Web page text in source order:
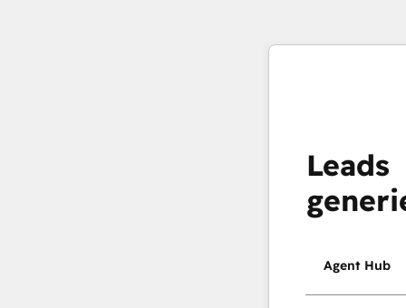
Leads
Agent Hub